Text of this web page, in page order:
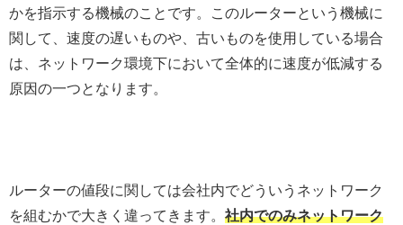
かを指示する機械のことです。このルーターという機械に
関して、速度の遅いものや、古いものを使用している場合
は、ネットワーク環境下において全体的に速度が低減する
原因の一つとなります。
ルーターの値段に関しては会社内でどういうネットワーク
を組むかで大きく違ってきます。 社内でのみネットワーク